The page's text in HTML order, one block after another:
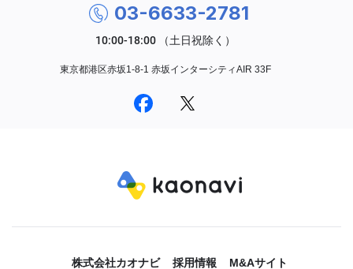
03-6633-2781
東京都港区赤坂1-8-1 赤坂インターシティAIR 33F
株式会社カオナビ 採用情報 M&Aサイト